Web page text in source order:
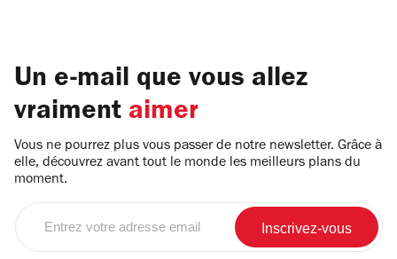
Un e-mail que vous allez
vraiment aimer
Vous ne pourrez plus vous passer de notre newsletter. Grâce à
elle, découvrez avant tout le monde les meilleurs plans du
moment.